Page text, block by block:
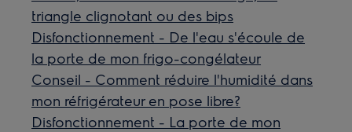
triangle clignotant ou des bips
Disfonctionnement - De l'eau s'écoule de
la porte de mon frigo-congélateur
Conseil - Comment réduire l'humidité dans
mon réfrigérateur en pose libre?
Disfonctionnement - La porte de mon